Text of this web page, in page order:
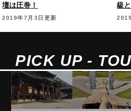
壇は圧巻！
2019年7月3日更新
級と
PICK UP -